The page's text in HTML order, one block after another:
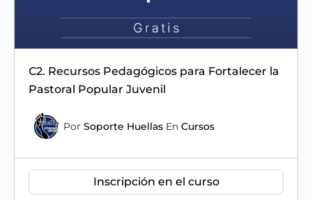
C2. Recursos Pedagógicos para Fortalecer la
Pastoral Popular Juvenil
Por Soporte Huellas En Cursos
Inscripción en el curso